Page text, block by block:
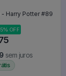
Viktor Krum - Harry Potter #89
5% OFF
sem juros